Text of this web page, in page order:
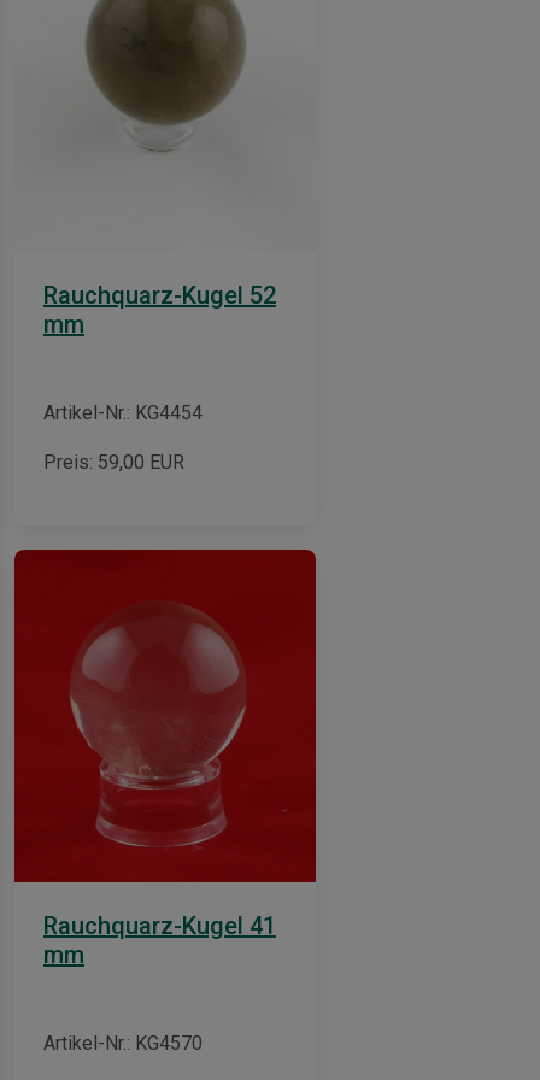
Rauchquarz-Kugel 52
mm
Artikel-Nr.: KG4454
Preis: 59,00 EUR
Rauchquarz-Kugel 41
mm
Artikel-Nr.: KG4570